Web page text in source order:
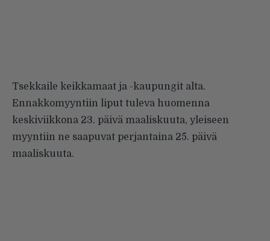
Tsekkaile keikkamaat ja -kaupungit alta.
Ennakkomyyntiin liput tuleva huomenna
keskiviikkona 23. päivä maaliskuuta, yleiseen
myyntiin ne saapuvat perjantaina 25. päivä
maaliskuuta.